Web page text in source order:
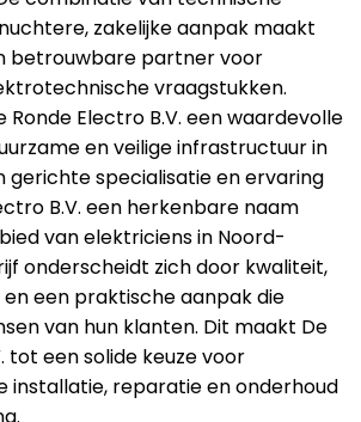
zakelijke aanpak maakt
betrouwbare partner voor
vraagstukken.
Ronde Electro B.V. een waardevolle
en veilige infrastructuur in
gerichte specialisatie en ervaring
B.V. een herkenbare naam
van elektriciens in Noord-
onderscheidt zich door kwaliteit,
een praktische aanpak die
van hun klanten. Dit maakt De
tot een solide keuze voor
installatie, reparatie en onderhoud